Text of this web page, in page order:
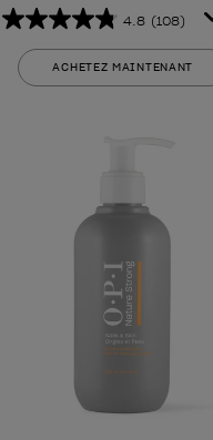
4.8 (108)
4.8
sur
5
ACHETEZ MAINTENANT